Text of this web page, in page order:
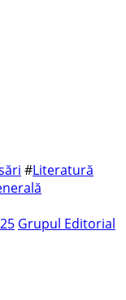
#Literatură
Grupul Editorial